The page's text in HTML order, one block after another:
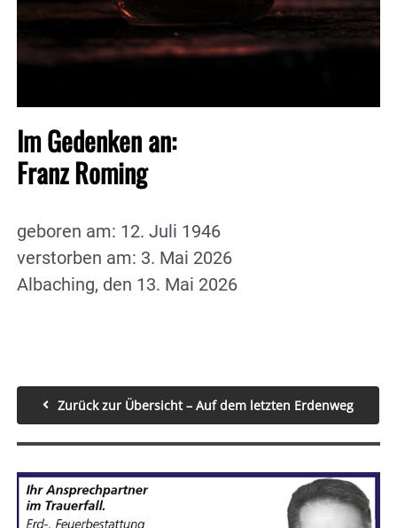
Im Gedenken an:
Franz Roming
geboren am: 12. Juli 1946
verstorben am: 3. Mai 2026
Albaching, den 13. Mai 2026
Zurück zur Übersicht – Auf dem letzten Erdenweg